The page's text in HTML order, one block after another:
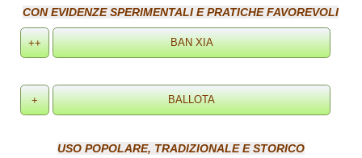
CON EVIDENZE SPERIMENTALI E PRATICHE FAVOREVOLI
++
+
USO POPOLARE, TRADIZIONALE E STORICO